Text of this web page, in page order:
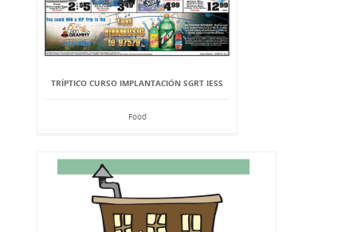
TRÍPTICO CURSO IMPLANTACIÓN SGRT IESS
Food